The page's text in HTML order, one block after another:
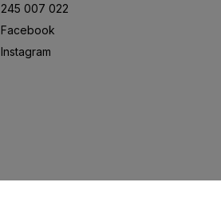
245 007 022
Facebook
Instagram